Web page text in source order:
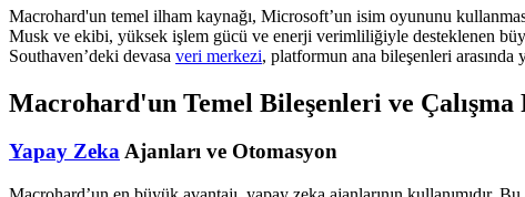
Macrohard'un temel ilham kaynağı, Microsoft’un isim oyununu
Musk ve ekibi, yüksek işlem gücü ve enerji verimliliğiyle desteklenen
Southaven’deki devasa veri merkezi, platformun ana bileşenleri arasında
Macrohard'un Temel Bileşenleri ve Çalışma
Yapay ZekaAjanları ve Otomasyon